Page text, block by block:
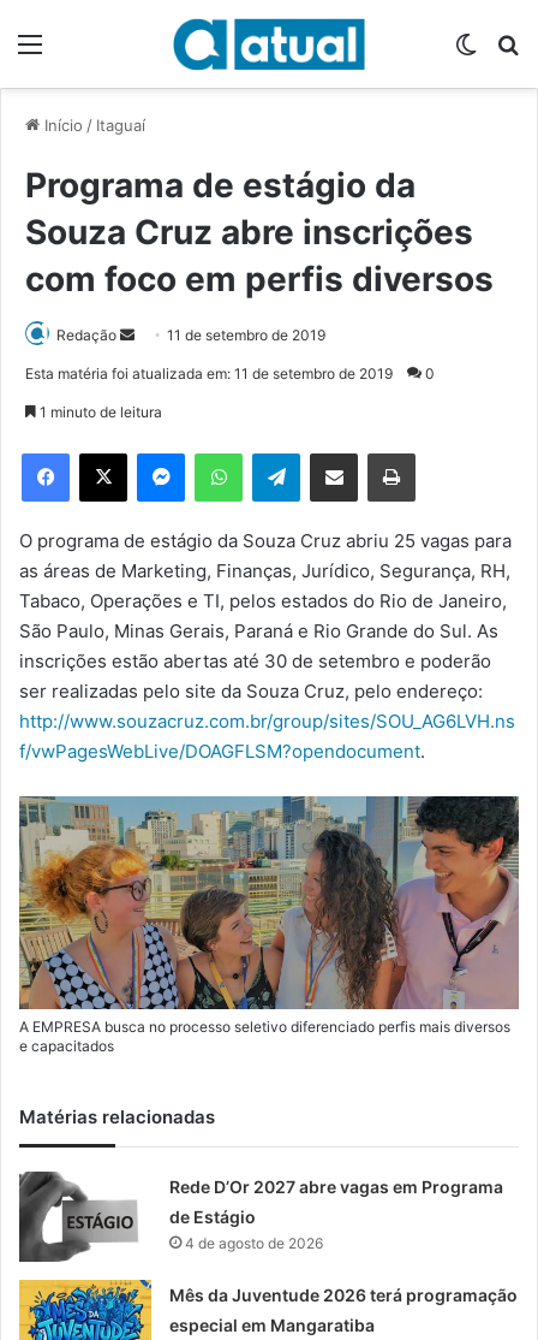
Início / Itaguaí
Programa de estágio da
Souza Cruz abre inscrições
com foco em perfis diversos
Redação
d
e
m
e
-
m
a
i
11 de setembro de 2019
Esta matéria foi atualizada em: 11 de setembro de 2019 0
1 minuto de leitura
Telegram
O programa de estágio da Souza Cruz abriu 25 vagas para
as áreas de Marketing, Finanças, Jurídico, Segurança, RH,
Tabaco, Operações e TI, pelos estados do Rio de Janeiro,
São Paulo, Minas Gerais, Paraná e Rio Grande do Sul. As
inscrições estão abertas até 30 de setembro e poderão
ser realizadas pelo site da Souza Cruz, pelo endereço:
http://www.souzacruz.com.br/group/sites/SOU_AG6LVH.ns
f/vwPagesWebLive/DOAGFLSM?opendocument.
A EMPRESA busca no processo seletivo diferenciado perfis mais diversos
e capacitados
Matérias relacionadas
Rede D’Or 2027 abre vagas em Programa
de Estágio
4 de agosto de 2026
Mês da Juventude 2026 terá programação
especial em Mangaratiba